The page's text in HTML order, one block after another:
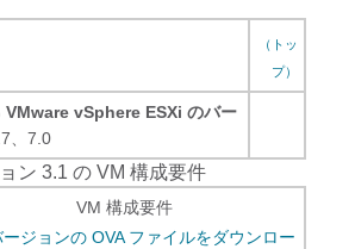
（トッ
プ）
VMware vSphere ESXi のバー
、7.0
ン 3.1 の VM 構成要件
VM 構成要件
ージョンの OVA ファイルをダウンロー